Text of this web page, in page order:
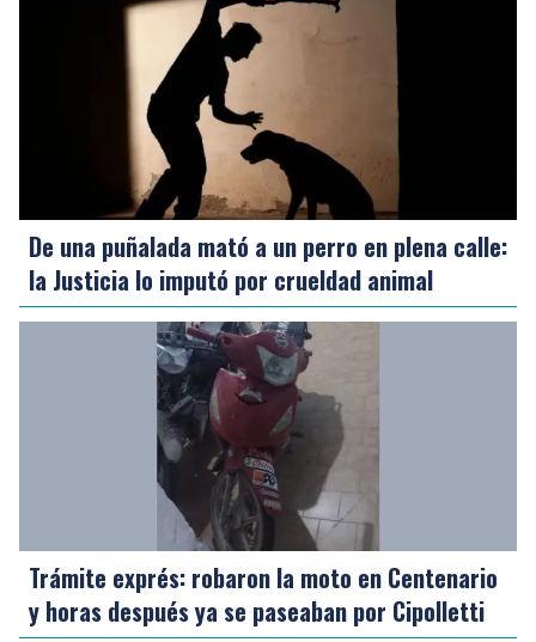
De una puñalada mató a un perro en plena calle:
la Justicia lo imputó por crueldad animal
Trámite exprés: robaron la moto en Centenario
y horas después ya se paseaban por Cipolletti